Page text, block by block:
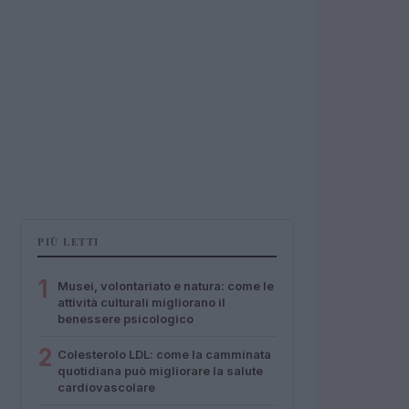
PIÙ LETTI
1
Musei, volontariato e natura: come le
attività culturali migliorano il
benessere psicologico
2 Colesterolo LDL: come la camminata
quotidiana può migliorare la salute
cardiovascolare